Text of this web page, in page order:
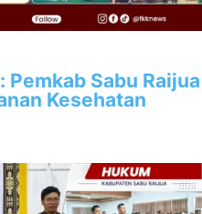
Pemkab Sabu Raijua
Kesehatan